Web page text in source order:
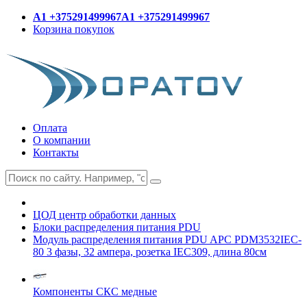
A1 +375291499967A1 +375291499967
Корзина покупок
Оплата
О компании
Контакты
ЦОД центр обработки данных
Блоки распределения питания PDU
Модуль распределения питания PDU APC PDM3532IEC-
80 3 фазы, 32 ампера, розетка IEC309, длина 80см
Компоненты СКС медные